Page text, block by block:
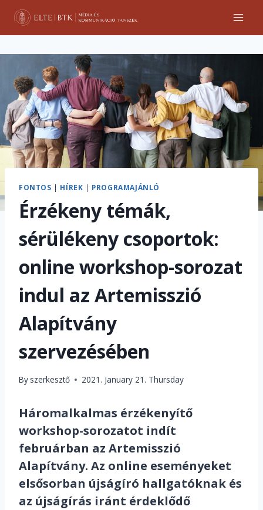
Skip
content
FONTOS | HÍREK | PROGRAMAJÁNLÓ
Érzékeny témák,
sérülékeny csoportok:
online workshop-sorozat
indul az Artemisszió
Alapítvány
szervezésében
By szerkesztő 2021. January 21. Thursday
Háromalkalmas érzékenyítő
workshop-sorozatot indít
februárban az Artemisszió
Alapítvány. Az online eseményeket
elsősorban újságíró hallgatóknak és
az újságírás iránt érdeklődő